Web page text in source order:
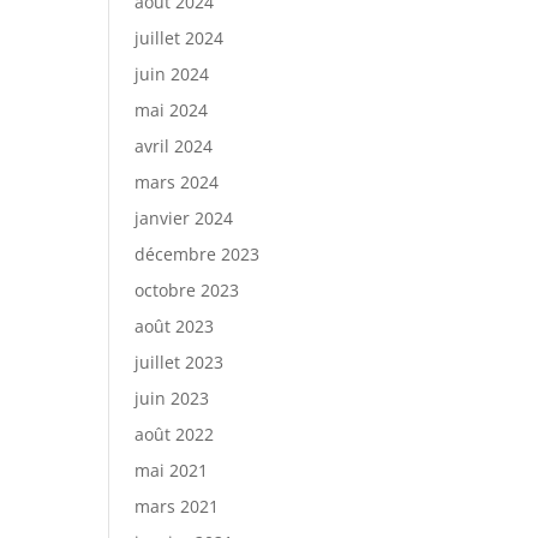
juillet 2024
juin 2024
mai 2024
avril 2024
mars 2024
janvier 2024
décembre 2023
octobre 2023
août 2023
juillet 2023
juin 2023
août 2022
mai 2021
mars 2021